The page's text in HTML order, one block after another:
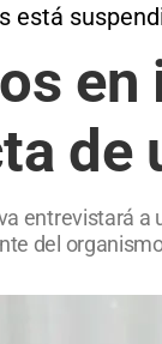
está
en
de
entrevistará a
del